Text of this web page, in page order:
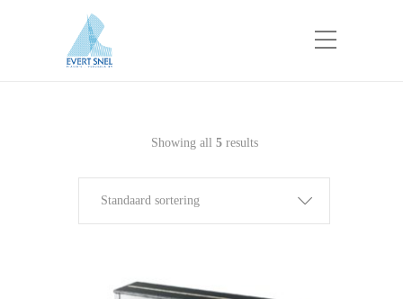
Showing all 5results
Standaard sortering